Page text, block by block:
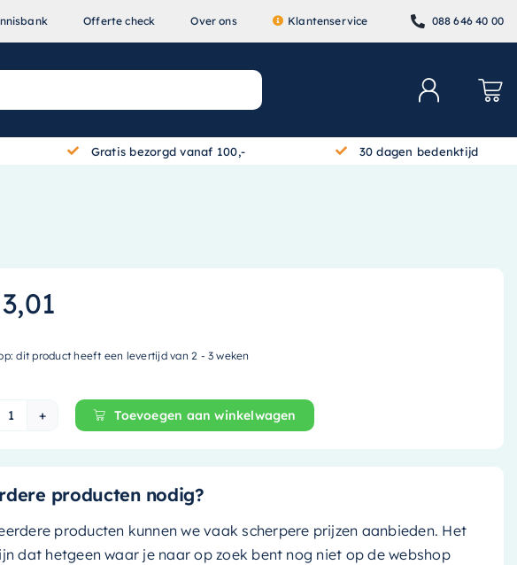
Offerte check Over ons Klantenservice 088 646 40 00
Gratis bezorgd vanaf 100,- 30 dagen bedenktijd
dit product heeft een levertijd van 2 - 3 weken
Mondiaz Spiegel Spot - Rond - 100cmØ - M46135 aantal
Toevoegen aan winkelwagen
producten nodig?
producten kunnen we vaak scherpere prijzen aanbieden. Het
dat hetgeen waar je naar op zoek bent nog niet op de webshop